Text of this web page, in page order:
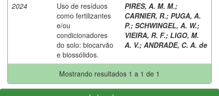
2024
Uso de resíduos
como fertilizantes
e/ou
condicionadores
do solo: biocarvão
e biossólidos.
PIRES, A. M. M.;
CARNIER, R.; PUGA, A.
P.; SCHWINGEL, A. W.;
VIEIRA, R. F.; LIGO, M.
A. V.; ANDRADE, C. A. de
Mostrando resultados 1 a 1 de 1